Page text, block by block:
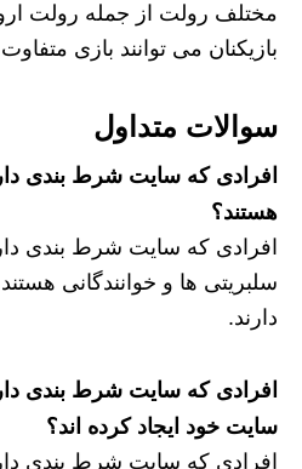
مختلف رولت از جمله رولت
بازیکنان می‌ توانند بازی
سوالات متداول
افرادی که سایت شرط بندی
هستند؟
افرادی که سایت شرط بندی
سلبریتی ها و خوانندگانی
دارند.
افرادی که سایت شرط بندی
سایت خود ایجاد کرده اند؟
افرادی که سایت شرط بندی